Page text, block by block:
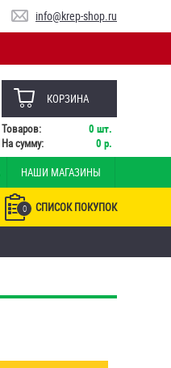
info@krep-shop.ru
КОРЗИНА
Товаров: 0 шт.
На сумму:
0 р.
НАШИ МАГАЗИНЫ
0 СПИСОК ПОКУПОК